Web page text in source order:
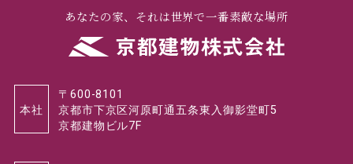
あなたの家、それは世界で一番素敵な場所
本社
〒600-8101
京都市下京区河原町通五条東入御影堂町5
京都建物ビル7F